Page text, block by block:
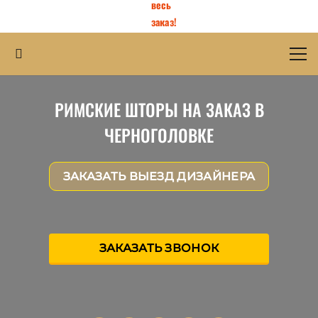
весь
заказ!
РИМСКИЕ ШТОРЫ НА ЗАКАЗ В
ЧЕРНОГОЛОВКЕ
ЗАКАЗАТЬ ВЫЕЗД ДИЗАЙНЕРА
ЗАКАЗАТЬ ЗВОНОК